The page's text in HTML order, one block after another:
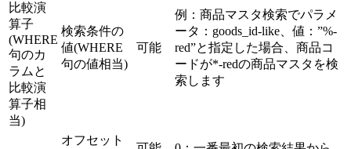
比較演
算子
(WHERE
句のカ
ラムと
比較演
算子相
当)
検索条件の
値(WHERE
句の値相当)
可能
例：商品マスタ検索でパラメ
ータ：goods_id-like、値：”%-
red”と指定した場合、商品コ
ードが*-redの商品マスタを検
索します
オフセット